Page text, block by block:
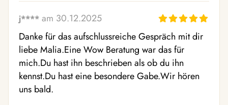
j**** am 30.12.2025
Danke für das aufschlussreiche Gespräch mit dir
liebe Malia.Eine Wow Beratung war das für
mich.Du hast ihn beschrieben als ob du ihn
kennst.Du hast eine besondere Gabe.Wir hören
uns bald.